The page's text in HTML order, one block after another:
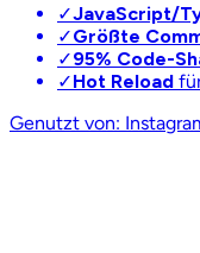
✓JavaScript/
✓Größte
✓95% Code-
✓Hot Reload
Genutzt von: